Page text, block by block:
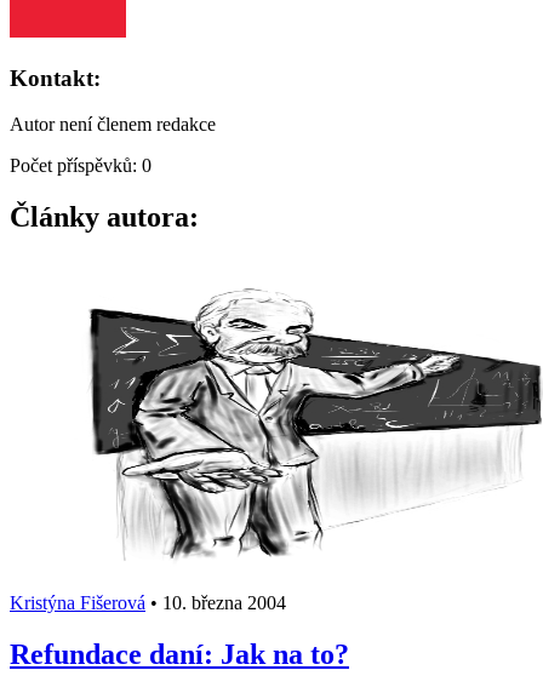
Kontakt:
Autor není členem redakce
Počet příspěvků: 0
Články autora:
Kristýna Fišerová • 10. března 2004
Refundace daní: Jak na to?